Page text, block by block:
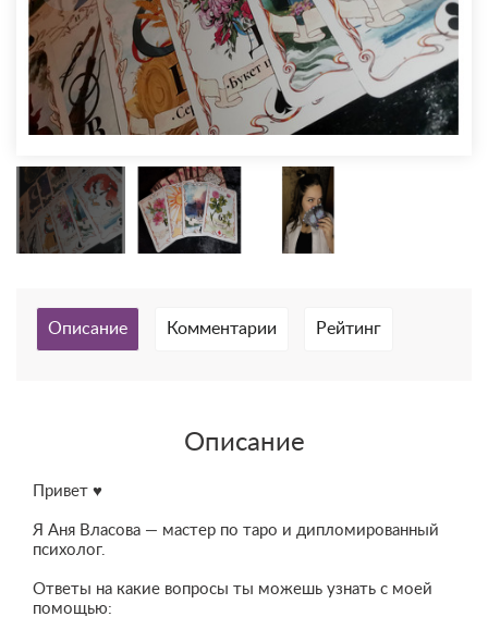
Описание Комментарии Рейтинг
Описание
Привет ♥️
Я Аня Власова — мастер по таро и дипломированный
психолог.
Ответы на какие вопросы ты можешь узнать с моей
помощью: